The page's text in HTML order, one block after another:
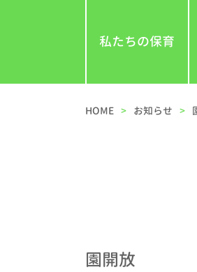
私たちの保育
HOME お知らせ
園開放